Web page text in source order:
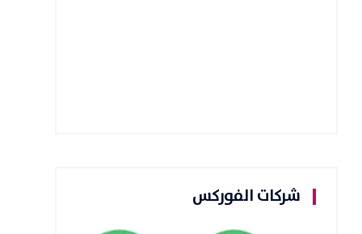
شركات الفوركس